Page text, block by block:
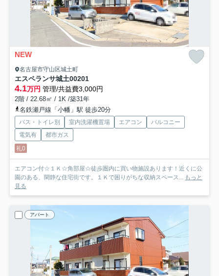
NEW
名古屋市守山区城土町
エスペランサ城土00201
4.1万円 管理/共益費3,000円
2階 / 22.68㎡ / 1K /築31年
名鉄瀬戸線「小幡」駅 徒歩20分
バス・トイレ別 室内洗濯機置場 エアコン
バルコニー
電気有
都市ガス
礼0
エアコン付☆１Ｋ☆角部屋☆徒歩圏内に買い物施設あります！近くに公
園のある、閑静な住宅街です。１Ｋで困りがちな収納スペース... もっと
見る
アパート